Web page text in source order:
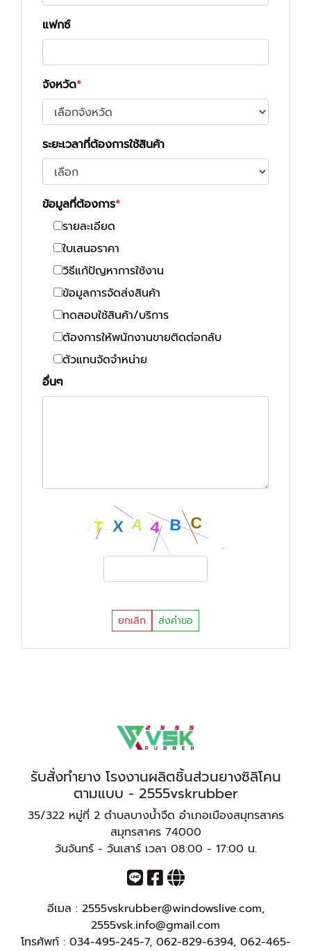
แฟกซ์
จังหวัด
ระยะเวลาที่ต้องการใช้สินค้า
ข้อมูลที่ต้องการ
รายละเอียด
ใบเสนอราคา
วิธีแก้ปัญหาการใช้งาน
ข้อมูลการจัดส่งสินค้า
ทดสอบใช้สินค้า/บริการ
ต้องการให้พนักงานขายติดต่อกลับ
ตัวแทนจัดจำหน่าย
อื่นๆ
ยกเลิก ส่งคำขอ
รับสั่งทำยาง โรงงานผลิตชิ้นส่วนยางซิลิโคน
ตามแบบ - 2555vskrubber
35/322 หมู่ที่ 2 ตำบลบางน้ำจืด อำเภอเมืองสมุทรสาคร
สมุทรสาคร 74000
วันจันทร์ - วันเสาร์ เวลา 08:00 - 17:00 น.
อีเมล : 2555vskrubber@windowslive.com,
2555vsk.info@gmail.com
โทรศัพท์ : 034-495-245-7, 062-829-6394, 062-465-